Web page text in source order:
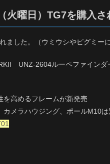
火曜日）TG7を購入
ました。（ウミウシやピグミー
UNZ-2604ルーペファインダ
を高めるフレームが新発売
メラハウジング、ポールM10は